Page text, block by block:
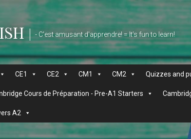
- C'est amusant d'apprendre! = It’s fun to learn!
CE1 CE2 CM1 CM2 Quizzes and
Cours de Préparation - Pre-A1 Starters
A2